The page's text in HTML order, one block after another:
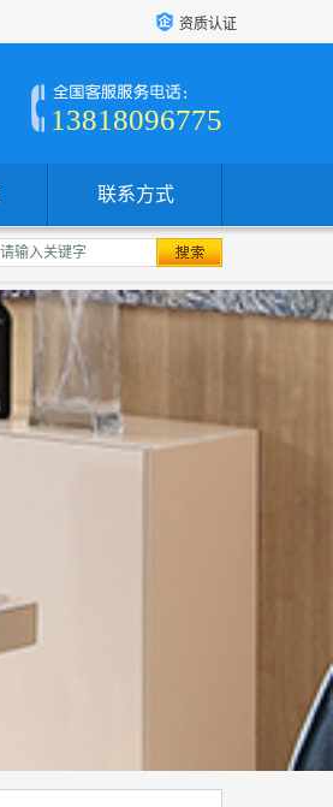
资质认证
13818096775
联系方式